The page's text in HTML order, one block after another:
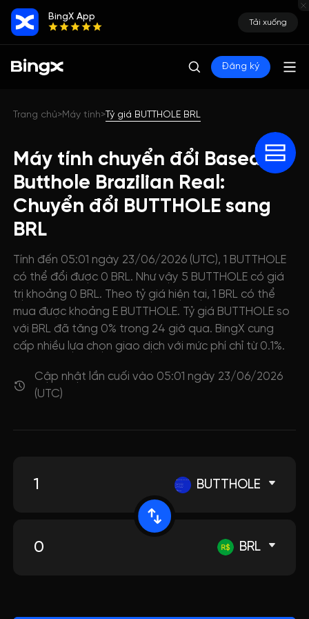
BingX App
Tải xuống
Đăng ký
Trang chủ>Máy tính>Tỷ giá BUTTHOLE BRL
Máy tính chuyển đổi Based
Butthole Brazilian Real:
Chuyển đổi BUTTHOLE sang
BRL
Tính đến 05:01 ngày 23/06/2026 (UTC), 1 BUTTHOLE
có thể đổi được 0 BRL. Như vậy 5 BUTTHOLE có giá
trị khoảng 0 BRL. Theo tỷ giá hiện tại, 1 BRL có thể
mua được khoảng E BUTTHOLE. Tỷ giá BUTTHOLE so
với BRL đã tăng 0% trong 24 giờ qua. BingX cung
cấp nhiều lựa chọn giao dịch với mức phí chỉ từ 0.1%.
Cập nhật lần cuối vào 05:01 ngày 23/06/2026
(UTC)
BUTTHOLE
BRL